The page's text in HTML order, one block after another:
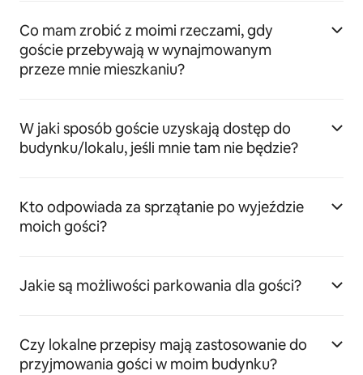
Co mam zrobić z moimi rzeczami, gdy
goście przebywają w wynajmowanym
przeze mnie mieszkaniu?
W jaki sposób goście uzyskają dostęp do
budynku/lokalu, jeśli mnie tam nie będzie?
Kto odpowiada za sprzątanie po wyjeździe
moich gości?
Jakie są możliwości parkowania dla gości?
Czy lokalne przepisy mają zastosowanie do
przyjmowania gości w moim budynku?